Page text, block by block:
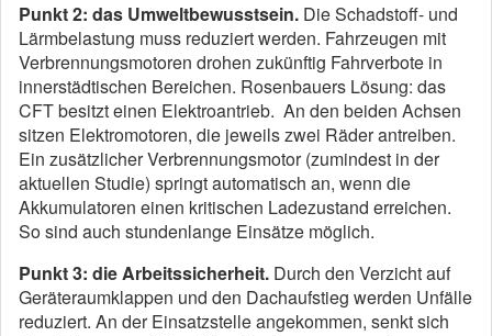
Punkt 2: das Umweltbewusstsein. Die Schadstoff- und
Lärmbelastung muss reduziert werden. Fahrzeugen mit
Verbrennungsmotoren drohen zukünftig Fahrverbote in
innerstädtischen Bereichen. Rosenbauers Lösung: das
CFT besitzt einen Elektroantrieb. An den beiden Achsen
sitzen Elektromotoren, die jeweils zwei Räder antreiben.
Ein zusätzlicher Verbrennungsmotor (zumindest in der
aktuellen Studie) springt automatisch an, wenn die
Akkumulatoren einen kritischen Ladezustand erreichen.
So sind auch stundenlange Einsätze möglich.
Punkt 3: die Arbeitssicherheit. Durch den Verzicht auf
Geräteraumklappen und den Dachaufstieg werden Unfälle
reduziert. An der Einsatzstelle angekommen, senkt sich